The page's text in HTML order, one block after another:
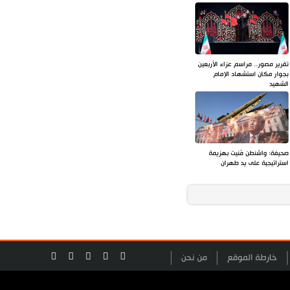
تقرير مصور.. مراسم عزاء الأربعين
بجوار مكان استشهاد الإمام
الشهيد
صحيفة: واشنطن مُنيت بهزيمة
استراتيجية على يد طهران
خارطة الموقع من نحن